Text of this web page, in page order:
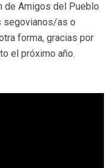
de Amigos del Pueblo
segovianos/as o
forma, gracias por
el próximo año.